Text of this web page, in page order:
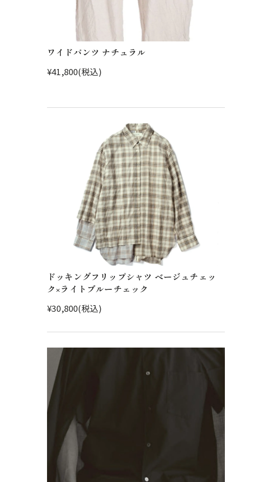
ワイドパンツ ナチュラル
¥41,800(税込)
ドッキングフリップシャツ ベージュチェッ
ク×ライトブルーチェック
¥30,800(税込)